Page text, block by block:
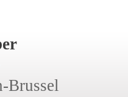
Brussel